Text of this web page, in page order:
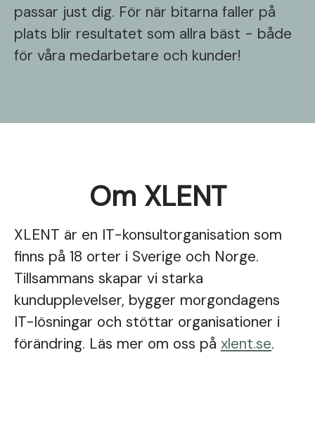
passar just dig. För när bitarna faller på
plats blir resultatet som allra bäst - både
för våra medarbetare och kunder!
Om XLENT
XLENT är en IT-konsultorganisation som
finns på 18 orter i Sverige och Norge.
Tillsammans skapar vi starka
kundupplevelser, bygger morgondagens
IT-lösningar och stöttar organisationer i
förändring. Läs mer om oss på xlent.se.